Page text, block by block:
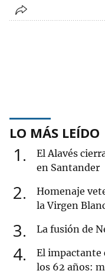
LO MÁS LEÍDO
1
El Alavés
en Santander
2
Homenaje
la Virgen
3 La fusión de
4
El impactante
los 62 años: